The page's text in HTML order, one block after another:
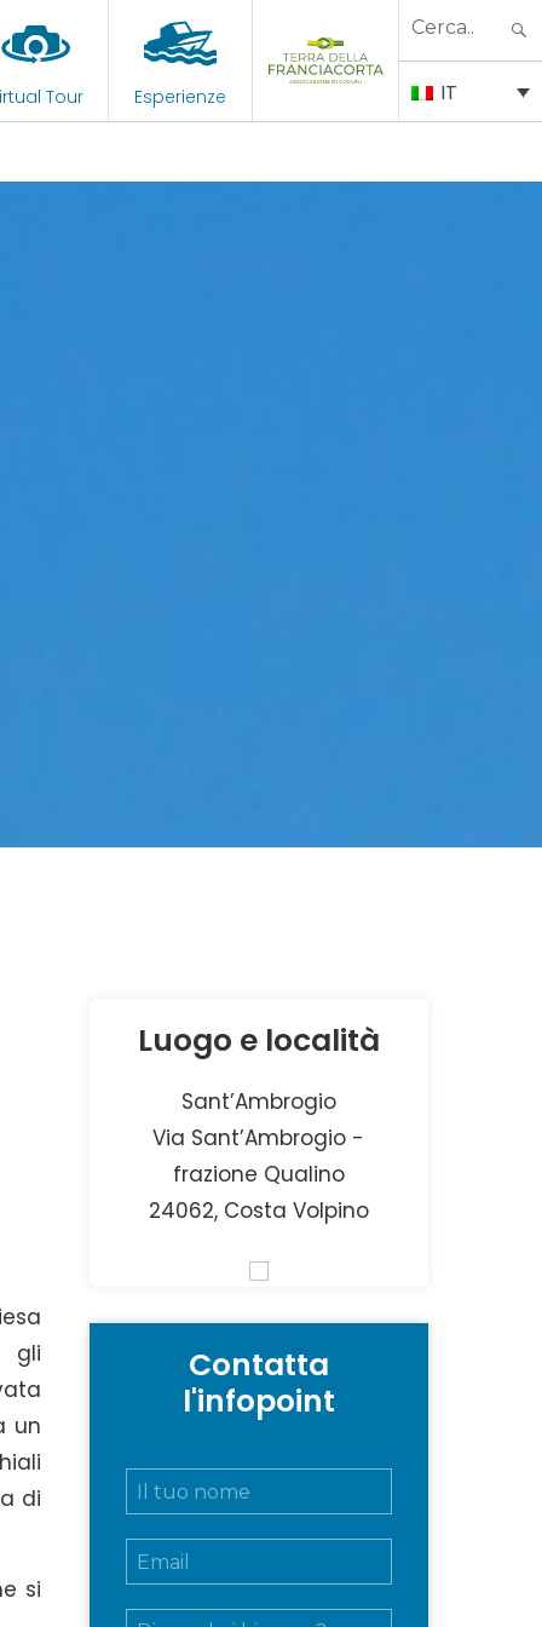
Tour Esperienze
Search
IT
gli
un
di
si
Luogo e località
Sant’Ambrogio
Via Sant’Ambrogio -
frazione Qualino
24062, Costa Volpino
Contatta
l'infopoint
N
E
m
M